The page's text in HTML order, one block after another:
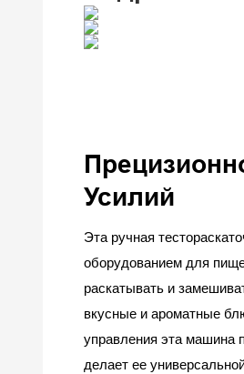
Усилий
Эта ручная
оборудованием для
раскатывать и
вкусные и ароматные
управления эта машина
делает ее